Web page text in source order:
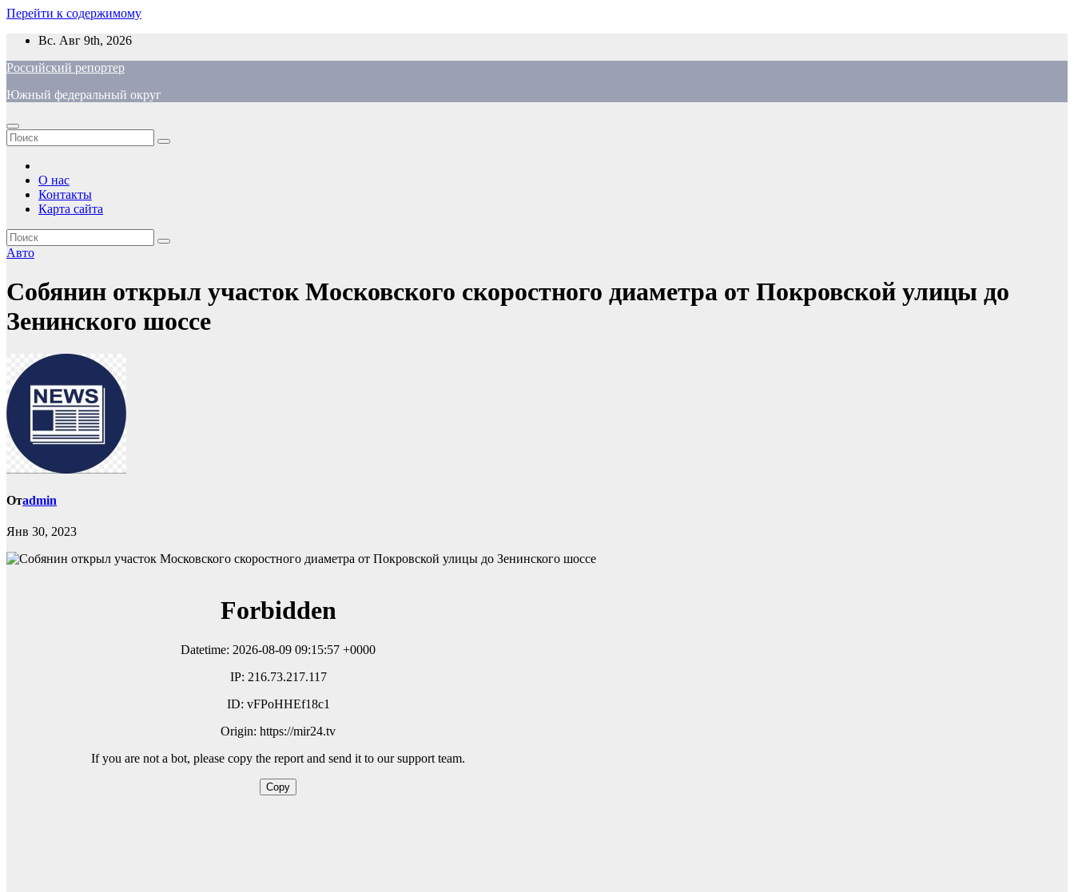
Перейти к содержимому
Вс. Авг 9th, 2026
Российский репортер
Южный федеральный округ
О нас
Контакты
Карта сайта
Авто
Собянин открыл участок Московского скоростного диаметра от Покровской улицы до
Зенинского шоссе
Отadmin
Янв 30, 2023